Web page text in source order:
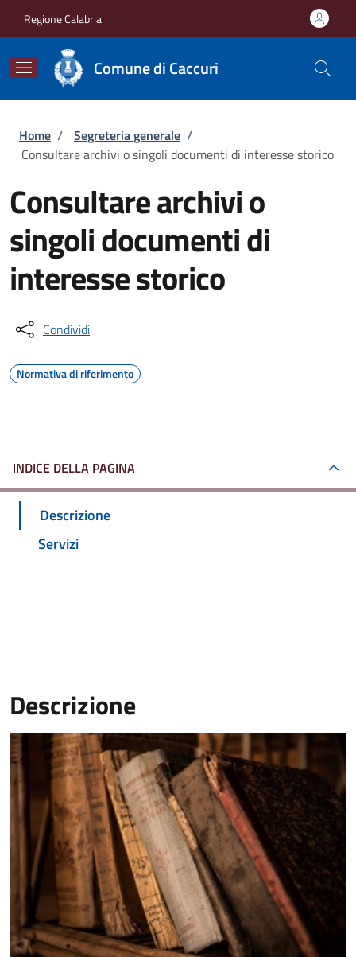
Regione Calabria
Comune di Caccuri
Briciole di pane
Home / Segreteria generale /
Consultare archivi o singoli documenti di interesse storico
Consultare archivi o
singoli documenti di
interesse storico
Condividi
Normativa di riferimento
INDICE DELLA PAGINA
Descrizione
Servizi
Descrizione